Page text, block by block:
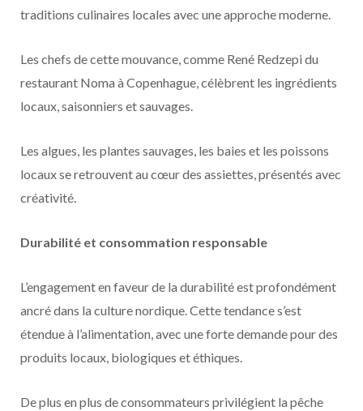
traditions culinaires locales avec une approche moderne.
Les chefs de cette mouvance, comme René Redzepi du
restaurant Noma à Copenhague, célèbrent les ingrédients
locaux, saisonniers et sauvages.
Les algues, les plantes sauvages, les baies et les poissons
locaux se retrouvent au cœur des assiettes, présentés avec
créativité.
Durabilité et consommation responsable
L’engagement en faveur de la durabilité est profondément
ancré dans la culture nordique. Cette tendance s’est
étendue à l’alimentation, avec une forte demande pour des
produits locaux, biologiques et éthiques.
De plus en plus de consommateurs privilégient la pêche